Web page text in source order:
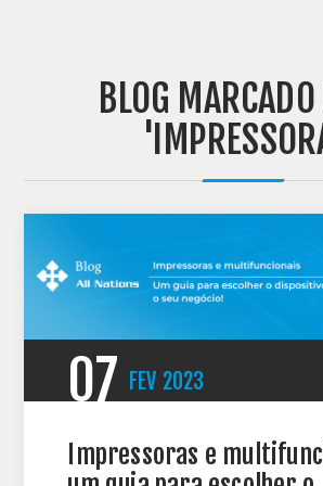
BLOG
07 FEV 2023
Impressoras e